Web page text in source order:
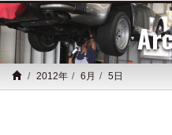
2012年 6月 5日